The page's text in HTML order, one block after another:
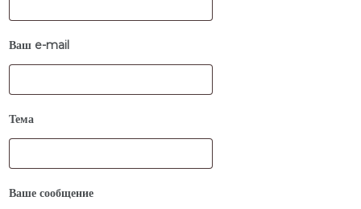
Ваш e-mail
Тема
Ваше сообщение